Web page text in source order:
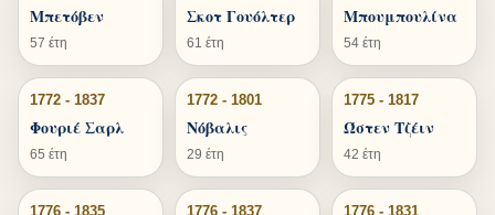
Μπετόβεν
57 έτη
Σκοτ Γουόλτερ
61 έτη
Μπουμπουλίνα
54 έτη
1772 - 1837
Φουριέ Σαρλ
65 έτη
1772 - 1801
Νόβαλις
29 έτη
1775 - 1817
Ώστεν Τζέιν
42 έτη
1776 - 1835 1776 - 1837 1776 - 1831